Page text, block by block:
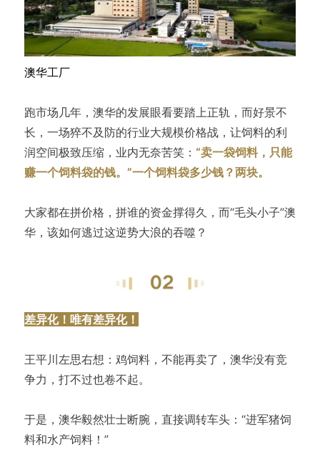
澳华工厂
跑市场几年，澳华的发展眼看要踏上正轨，而好景不
长，一场猝不及防的行业大规模价格战，让饲料的利
润空间极致压缩，业内无奈苦笑： “卖一袋饲料，只能
赚一个饲料袋的钱。”一个饲料袋多少钱？两块。
大家都在拼价格，拼谁的资金撑得久，而“毛头小子”澳
华，该如何逃过这逆势大浪的吞噬？
差异化！唯有差异化！
王平川左思右想：鸡饲料，不能再卖了，澳华没有竞
争力，打不过也卷不起。
于是，澳华毅然壮士断腕，直接调转车头：“进军猪饲
料和水产饲料！”